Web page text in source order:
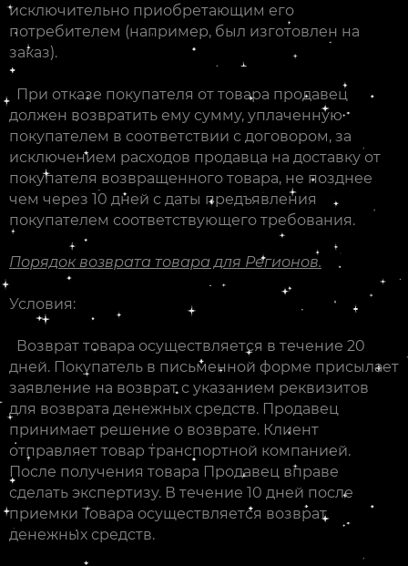
исключительно приобретающим его
потребителем (например, был изготовлен на
заказ).
При отказе покупателя от товара продавец
должен возвратить ему сумму, уплаченную
покупателем в соответствии с договором, за
исключением расходов продавца на доставку от
покупателя возвращенного товара, не позднее
чем через 10 дней с даты предъявления
покупателем соответствующего требования.
Порядок возврата товара для Регионов.
Условия:
Возврат товара осуществляется в течение 20
дней. Покупатель в письменной форме присылает
заявление на возврат с указанием реквизитов
для возврата денежных средств. Продавец
принимает решение о возврате. Клиент
отправляет товар транспортной компанией.
После получения товара Продавец вправе
сделать экспертизу. В течение 10 дней после
приемки Товара осуществляется возврат
денежных средств.